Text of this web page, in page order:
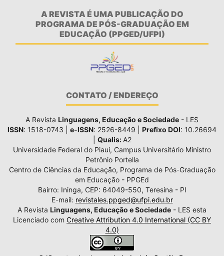
A REVISTA É UMA PUBLICAÇÃO DO
PROGRAMA DE PÓS-GRADUAÇÃO EM
EDUCAÇÃO (PPGED/UFPI)
CONTATO / ENDEREÇO
A Revista Linguagens, Educação e Sociedade - LES
ISSN: 1518-0743 | e-ISSN: 2526-8449 | Prefixo DOI: 10.26694
Qualis: A2
Universidade Federal do Piauí, Campus Universitário Ministro
Petrônio Portella
Centro de Ciências da Educação, Programa de Pós-Graduação
em Educação - PPGEd
Bairro: Ininga, CEP: 64049-550, Teresina - PI
E-mail: revistales.ppged@ufpi.edu.br
A Revista Linguagens, Educação e Sociedade - LES esta
Licenciado com Creative Attribution 4.0 International (CC BY
4.0)